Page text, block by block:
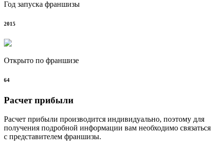
Год запуска франшизы
2015
Открыто по франшизе
64
Расчет прибыли
Расчет прибыли производится индивидуально, поэтому для
получения подробной информации вам необходимо связаться
с представителем франшизы.